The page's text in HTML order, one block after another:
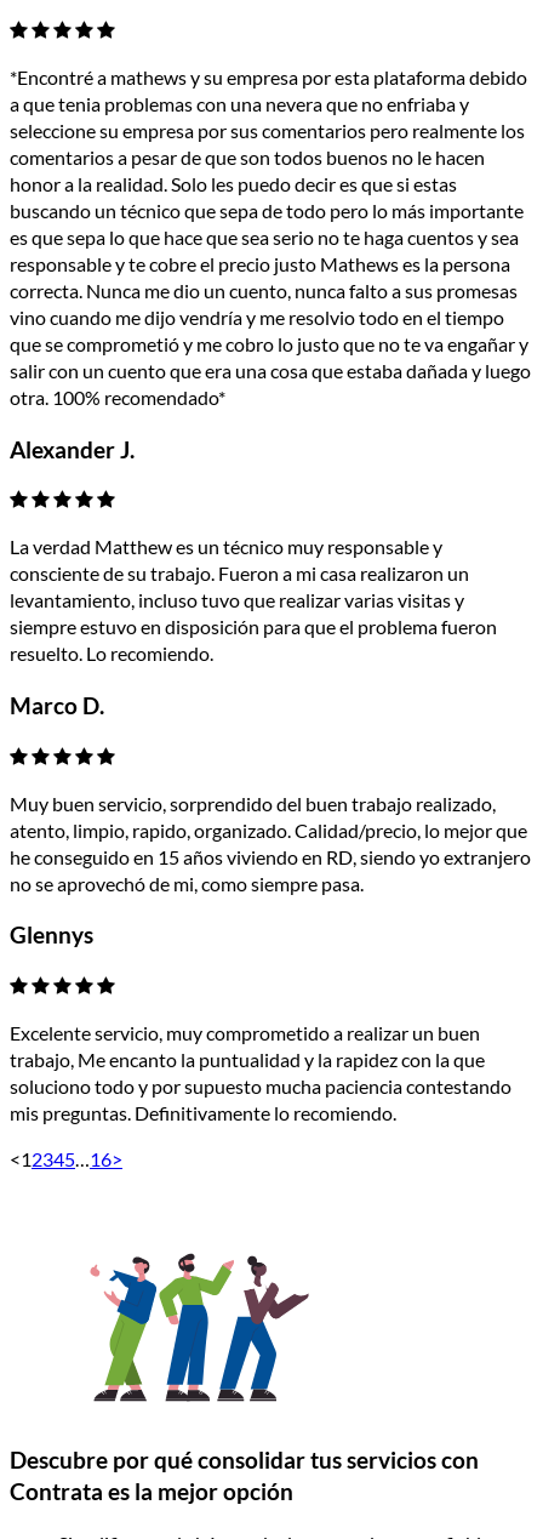
*Encontré a mathews y su empresa por esta plataforma debido
a que tenia problemas con una nevera que no enfriaba y
seleccione su empresa por sus comentarios pero realmente los
comentarios a pesar de que son todos buenos no le hacen
honor a la realidad. Solo les puedo decir es que si estas
buscando un técnico que sepa de todo pero lo más importante
es que sepa lo que hace que sea serio no te haga cuentos y sea
responsable y te cobre el precio justo Mathews es la persona
correcta. Nunca me dio un cuento, nunca falto a sus promesas
vino cuando me dijo vendría y me resolvio todo en el tiempo
que se comprometió y me cobro lo justo que no te va engañar y
salir con un cuento que era una cosa que estaba dañada y luego
otra. 100% recomendado*
Alexander J.
La verdad Matthew es un técnico muy responsable y
consciente de su trabajo. Fueron a mi casa realizaron un
levantamiento, incluso tuvo que realizar varias visitas y
siempre estuvo en disposición para que el problema fueron
resuelto. Lo recomiendo.
Marco D.
Muy buen servicio, sorprendido del buen trabajo realizado,
atento, limpio, rapido, organizado. Calidad/precio, lo mejor que
he conseguido en 15 años viviendo en RD, siendo yo extranjero
no se aprovechó de mi, como siempre pasa.
Glennys
Excelente servicio, muy comprometido a realizar un buen
trabajo, Me encanto la puntualidad y la rapidez con la que
soluciono todo y por supuesto mucha paciencia contestando
mis preguntas. Definitivamente lo recomiendo.
<12345…16>
Descubre por qué consolidar tus servicios con
Contrata es la mejor opción